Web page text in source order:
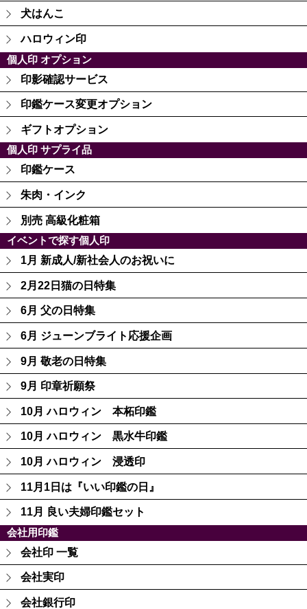
犬はんこ
ハロウィン印
個人印 オプション
印影確認サービス
印鑑ケース変更オプション
ギフトオプション
個人印 サプライ品
印鑑ケース
朱肉・インク
別売 高級化粧箱
イベントで探す個人印
1月 新成人/新社会人のお祝いに
2月22日猫の日特集
6月 父の日特集
6月 ジューンブライト応援企画
9月 敬老の日特集
9月 印章祈願祭
10月 ハロウィン 本柘印鑑
10月 ハロウィン 黒水牛印鑑
10月 ハロウィン 浸透印
11月1日は『いい印鑑の日』
11月 良い夫婦印鑑セット
会社用印鑑
会社印 一覧
会社実印
会社銀行印